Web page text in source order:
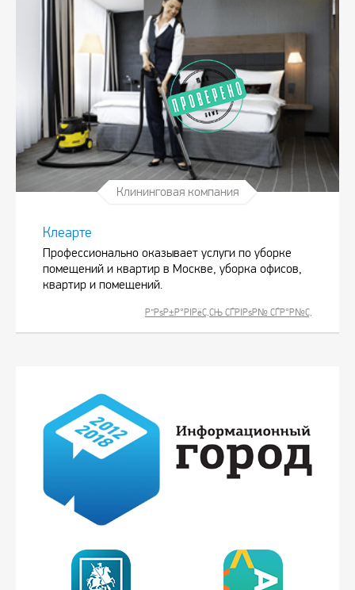
Клининговая компания
Клеарте
Профессионально оказывает услуги по уборке
помещений и квартир в Москве, уборка офисов,
квартир и помещений.
Р”РѕР±Р°РІРёС‚СЊ СЃРІРѕР№ СЃР°Р№С‚